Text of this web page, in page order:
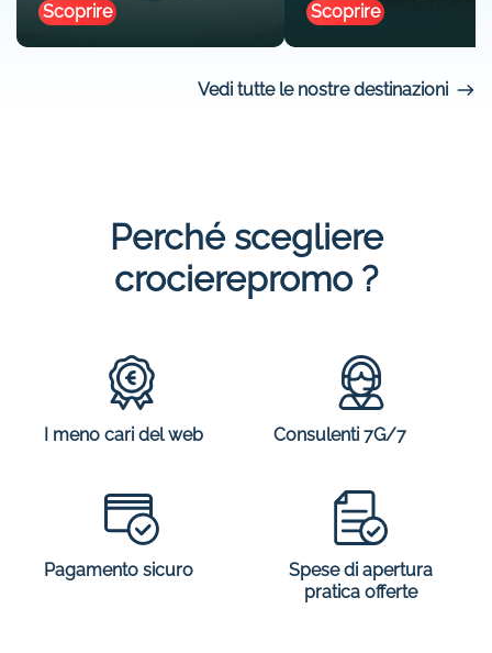
Scoprire
Scoprire
Vedi tutte le nostre destinazioni
Perché scegliere
crocierepromo ?
I meno cari del web Consulenti 7G/7
Pagamento sicuro
Spese di apertura
pratica offerte